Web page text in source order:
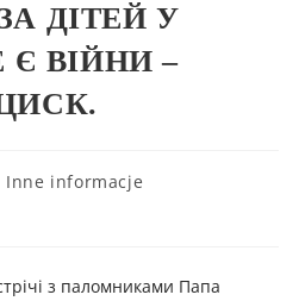
ДІТЕЙ У
Є ВІЙНИ –
Inne informacje
з паломниками Папа